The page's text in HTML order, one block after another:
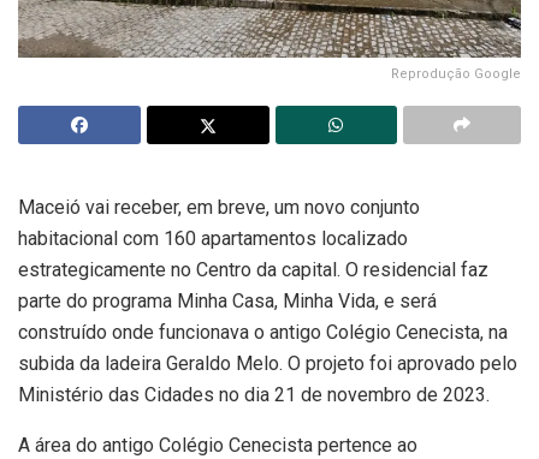
Reprodução Google
Maceió vai receber, em breve, um novo conjunto
habitacional com 160 apartamentos localizado
estrategicamente no Centro da capital. O residencial faz
parte do programa Minha Casa, Minha Vida, e será
construído onde funcionava o antigo Colégio Cenecista, na
subida da ladeira Geraldo Melo. O projeto foi aprovado pelo
Ministério das Cidades no dia 21 de novembro de 2023.
A área do antigo Colégio Cenecista pertence ao